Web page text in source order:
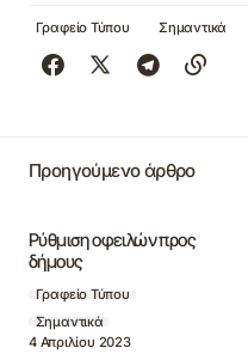
Γραφείο Τύπου Σημαντικά
Προηγούμενο άρθρο
Ρύθμιση οφειλών προς
δήμους
Γραφείο Τύπου
Σημαντικά
4 Απριλίου 2023